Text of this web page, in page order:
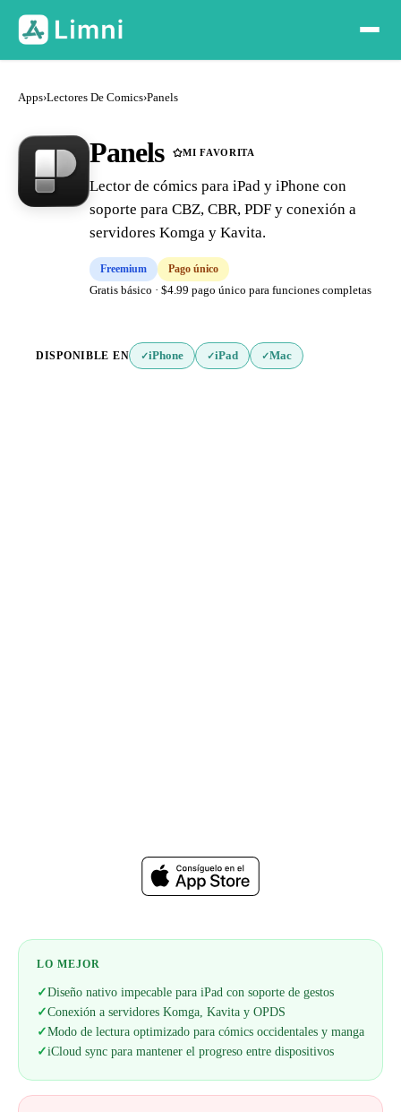
Apps›Lectores De Comics›Panels
Panels MI FAVORITA
Lector de cómics para iPad y iPhone con
soporte para CBZ, CBR, PDF y conexión a
servidores Komga y Kavita.
Freemium
Pago único
Gratis básico · $4.99 pago único para funciones completas
DISPONIBLE EN ✓iPhone ✓iPad ✓Mac
LO MEJOR
✓Diseño nativo impecable para iPad con soporte de gestos
✓Conexión a servidores Komga, Kavita y OPDS
✓Modo de lectura optimizado para cómics occidentales y manga
✓iCloud sync para mantener el progreso entre dispositivos